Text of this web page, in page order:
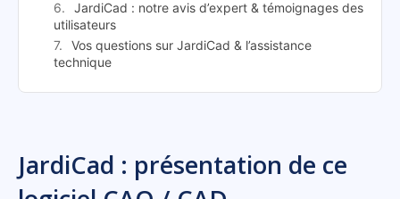
JardiCad : notre avis d’expert & témoignages des
utilisateurs
Vos questions sur JardiCad & l’assistance
technique
JardiCad : présentation de ce